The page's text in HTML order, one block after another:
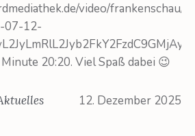
video/frankenschau/
07-12-
20:20. Viel Spaß dabei 😉
12. Dezember 2025